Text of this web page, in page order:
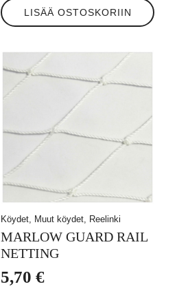
LISÄÄ OSTOSKORIIN
Köydet, Muut köydet, Reelinki
MARLOW GUARD RAIL
NETTING
5,70€